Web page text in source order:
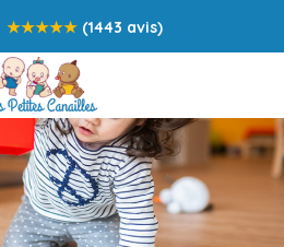
★★★★★ (1443 avis)